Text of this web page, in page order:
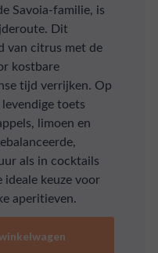
Savoia-familie, is
Dit
van citrus met de
kostbare
tijd verrijken. Op
toets
limoen en
als in cocktails
keuze voor
aperitieven.